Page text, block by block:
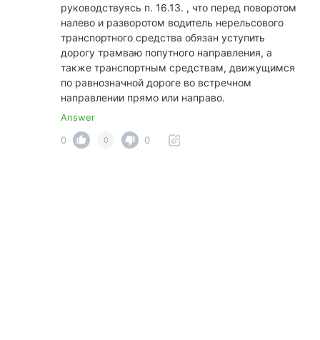
руководствуясь п. 16.13. , что перед поворотом
налево и разворотом водитель нерельсового
транспортного средства обязан уступить
дорогу трамваю попутного направления, а
также транспортным средствам, движущимся
по равнозначной дороге во встречном
направлении прямо или направо.
Answer
0
0 0